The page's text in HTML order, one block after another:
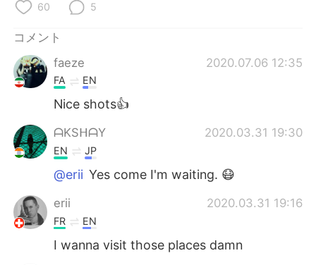
60 5
コメント
faeze
2020.07.06 12:35
FA EN
Nice shots👍
ᗩKSᕼᗩY 2020.03.31 19:30
EN JP
@erii Yes come I'm waiting. 😷
erii 2020.03.31 19:16
FR EN
I wanna visit those places damn